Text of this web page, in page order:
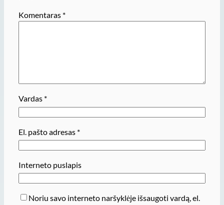
Komentaras *
Vardas *
El. pašto adresas *
Interneto puslapis
Noriu savo interneto naršyklėje išsaugoti vardą, el.